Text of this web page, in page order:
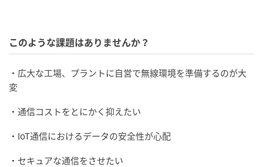
このような課題はありませんか？
・広大な工場、プラントに自営で無線環境を準備するのが大
変
・通信コストをとにかく抑えたい
・IoT通信におけるデータの安全性が心配
・セキュアな通信をさせたい